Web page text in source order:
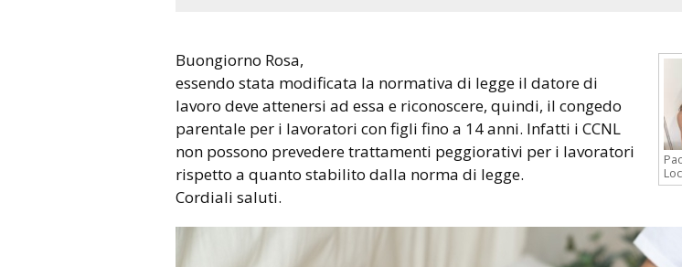
Buongiorno Rosa,
essendo stata modificata la normativa di legge il datore di
lavoro deve attenersi ad essa e riconoscere, quindi, il congedo
parentale per i lavoratori con figli fino a 14 anni. Infatti i CCNL
non possono prevedere trattamenti peggiorativi per i lavoratori
rispetto a quanto stabilito dalla norma di legge.
Cordiali saluti.